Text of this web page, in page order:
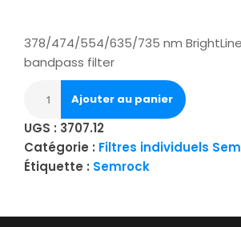
378/474/554/635/735 nm BrightLine
bandpass filter
Ajouter au panier
UGS : 3707.12
Catégorie : Filtres individuels
Étiquette : Semrock